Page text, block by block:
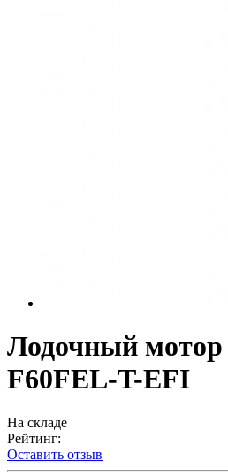
Лодочный мотор
F60FEL-T-EFI
На складе
Рейтинг:
Оставить отзыв